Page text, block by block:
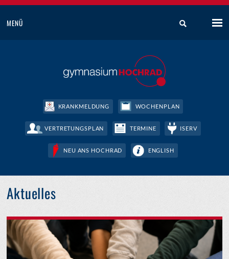
MENÜ
KRANKMELDUNG WOCHENPLAN
VERTRETUNGSPLAN TERMINE ISERV
NEU ANS HOCHRAD ENGLISH
Aktuelles